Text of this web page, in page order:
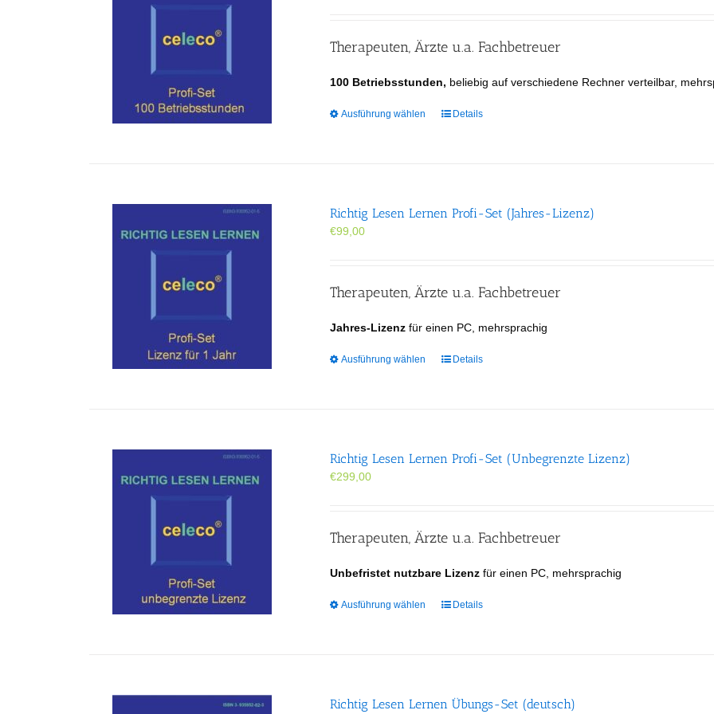
Therapeuten, Ärzte u.a. Fachbetreuer
100 Betriebsstunden, beliebig auf verschiedene Rechner verteilbar,
Ausführung wählen
Dieses
Die
Produktseite
werden
Details
Richtig Lesen Lernen Profi-Set (Jahres-Lizenz)
€99,00
Therapeuten, Ärzte u.a. Fachbetreuer
Jahres-Lizenz für einen PC, mehrsprachig
Ausführung wählen
Dieses
Die
Produktseite
werden
Details
Richtig Lesen Lernen Profi-Set (Unbegrenzte Lizenz)
€299,00
Therapeuten, Ärzte u.a. Fachbetreuer
Unbefristet nutzbare Lizenz für einen PC, mehrsprachig
Ausführung wählen
Dieses
Die
Details
Richtig Lesen Lernen Übungs-Set (deutsch)